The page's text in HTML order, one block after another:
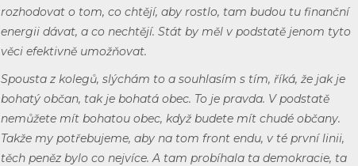
rozhodovat o tom, co chtějí, aby rostlo, tam budou tu finanční
energii dávat, a co nechtějí. Stát by měl v podstatě jenom tyto
věci efektivně umožňovat.
Spousta z kolegů, slýchám to a souhlasím s tím, říká, že jak je
bohatý občan, tak je bohatá obec. To je pravda. V podstatě
nemůžete mít bohatou obec, když budete mít chudé občany.
Takže my potřebujeme, aby na tom front endu, v té první linii,
těch peněz bylo co nejvíce. A tam probíhala ta demokracie, ta